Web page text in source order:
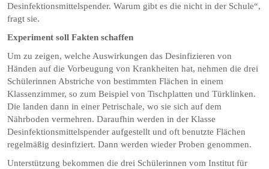
Desinfektionsmittelspender. Warum gibt es die nicht in der Schule“,
fragt sie.
Experiment soll Fakten schaffen
Um zu zeigen, welche Auswirkungen das Desinfizieren von
Händen auf die Vorbeugung von Krankheiten hat, nehmen die drei
Schülerinnen Abstriche von bestimmten Flächen in einem
Klassenzimmer, so zum Beispiel von Tischplatten und Türklinken.
Die landen dann in einer Petrischale, wo sie sich auf dem
Nährboden vermehren. Daraufhin werden in der Klasse
Desinfektionsmittelspender aufgestellt und oft benutzte Flächen
regelmäßig desinfiziert. Dann werden wieder Proben genommen.
Unterstützung bekommen die drei Schülerinnen vom Institut für